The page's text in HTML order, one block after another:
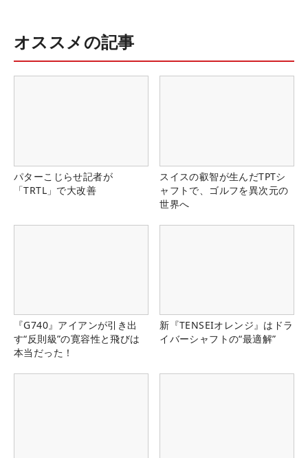
オススメの記事
パターこじらせ記者が
「TRTL」で大改善
スイスの叡智が生んだTPTシ
ャフトで、ゴルフを異次元の
世界へ
『G740』アイアンが引き出
す“反則級”の寛容性と飛びは
本当だった！
新『TENSEIオレンジ』はドラ
イバーシャフトの“最適解”